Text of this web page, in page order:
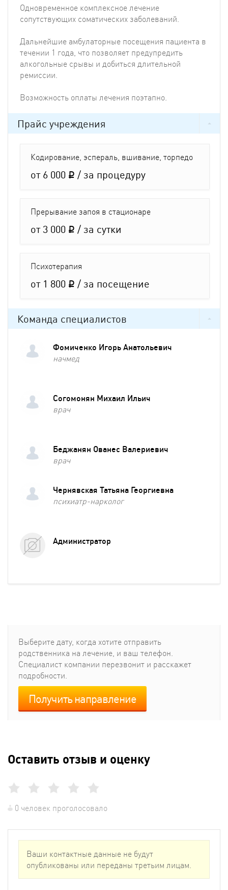
Одновременное комплексное лечение
сопутствующих соматических заболеваний.
Дальнейшие амбулаторные посещения пациента в
течении 1 года, что позволяет предупредить
алкогольные срывы и добиться длительной
ремиссии.
Возможность оплаты лечения поэтапно.
Прайс учреждения
Кодирование, эспераль, вшивание, торпедо
от 6 000 q / за процедуру
Прерывание запоя в стационаре
от 3 000 q / за сутки
Психотерапия
от 1 800 q / за посещение
Команда специалистов
Фомиченко Игорь Анатольевич
начмед
Согомонян Михаил Ильич
врач
Беджанян Ованес Валериевич
врач
Чернявская Татьяна Георгиевна
психиатр-нарколог
Администратор
Выберите дату, когда хотите отправить
родcтвенника на лечение, и ваш телефон.
Специалист компании перезвонит и расскажет
подробности.
Получить направление
Оставить отзыв и оценку
0 человек проголосовало
Ваши контактные данные не будут
опубликованы или переданы третьим лицам.